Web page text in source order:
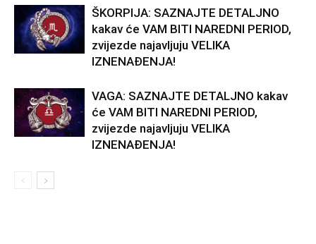
ŠKORPIJA: SAZNAJTE DETALJNO
kakav će VAM BITI NAREDNI PERIOD,
zvijezde najavljuju VELIKA
IZNENAĐENJA!
VAGA: SAZNAJTE DETALJNO kakav
će VAM BITI NAREDNI PERIOD,
zvijezde najavljuju VELIKA
IZNENAĐENJA!